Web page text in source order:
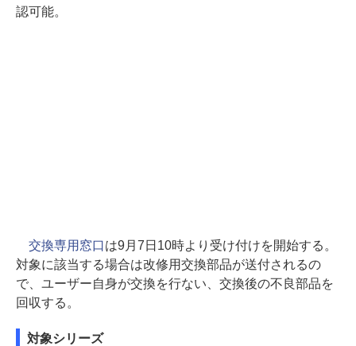
認可能。
交換専用窓口は9月7日10時より受け付けを開始する。
対象に該当する場合は改修用交換部品が送付されるの
で、ユーザー自身が交換を行ない、交換後の不良部品を
回収する。
対象シリーズ